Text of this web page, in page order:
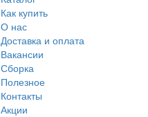
Как купить
О нас
Доставка и оплата
Вакансии
Сборка
Полезное
Контакты
Акции